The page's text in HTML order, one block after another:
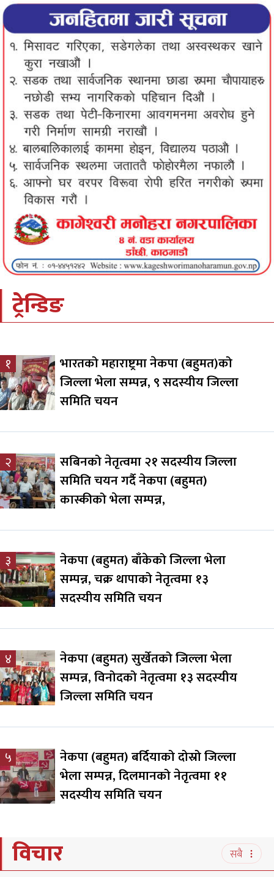
ट्रेन्डिङ
१
भारतको महाराष्ट्रमा नेकपा (बहुमत)को
जिल्ला भेला सम्पन्न, ९ सदस्यीय जिल्ला
समिति चयन
२
सबिनको नेतृत्वमा २१ सदस्यीय जिल्ला
समिति चयन गर्दै नेकपा (बहुमत)
कास्कीको भेला सम्पन्न,
३
नेकपा (बहुमत) बाँकेको जिल्ला भेला
सम्पन्न, चक्र थापाको नेतृत्वमा १३
सदस्यीय समिति चयन
४
नेकपा (बहुमत) सुर्खेतको जिल्ला भेला
सम्पन्न, विनोदको नेतृत्वमा १३ सदस्यीय
जिल्ला समिति चयन
५
नेकपा (बहुमत) बर्दियाको दोस्रो जिल्ला
भेला सम्पन्न, दिलमानको नेतृत्वमा ११
सदस्यीय समिति चयन
विचार सबै